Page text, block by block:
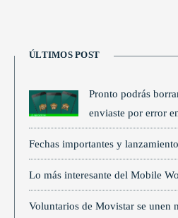
ÚLTIMOS POST
Pronto podrás
enviaste por error
Fechas importantes y
Lo más interesante del Mobile
Voluntarios de Movistar se unen